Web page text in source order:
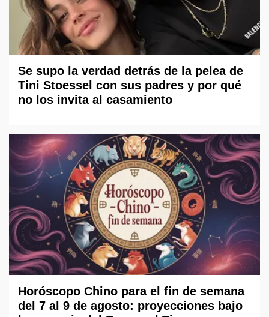
Se supo la verdad detrás de la pelea de
Tini Stoessel con sus padres y por qué
no los invita al casamiento
Horóscopo Chino para el fin de semana
del 7 al 9 de agosto: proyecciones bajo